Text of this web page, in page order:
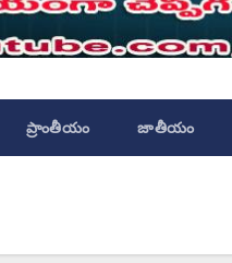
ప్రాంతీయం జాతీయం